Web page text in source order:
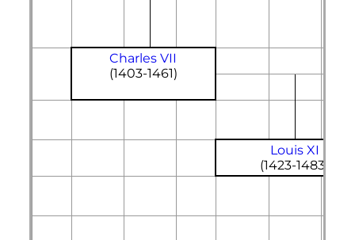
CharlesVII
(1403-1461)
Louis XI
(1423-1483)